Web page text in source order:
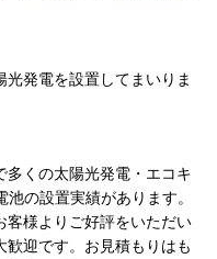
光発電を設置してまいりま
多くの太陽光発電・エコキ
の設置実績があります。
客様よりご好評をいただい
迎です。お見積もりはも